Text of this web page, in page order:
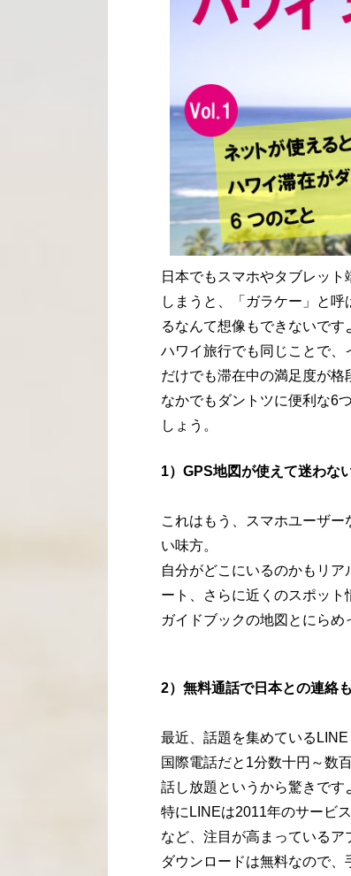
日本でもスマホやタブレッ
しまうと、「ガラケー」と
るなんて想像もできないです
ハワイ旅行でも同じことで、
だけでも滞在中の満足度が格
なかでもダントツに便利な6
しょう。
1）GPS地図が使えて迷わな
これはもう、スマホユーザ
い味方。
自分がどこにいるのかもリ
ート、さらに近くのスポット
ガイドブックの地図とにらめ
2）無料通話で日本との連絡
最近、話題を集めている
国際電話だと1分数十円～数
話し放題というから驚きです
特にLINEは2011年のサービ
など、注目が高まっているア
ダウンロードは無料なので、